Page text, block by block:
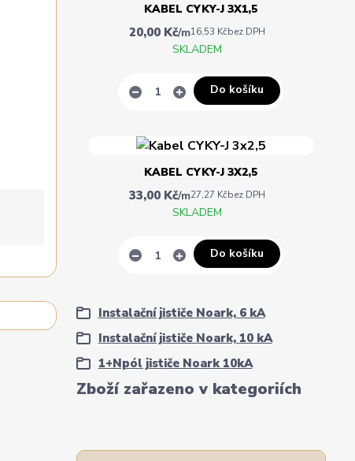
Zboží zařazeno v kategoriích
Instalační jističe Noark, 6 kA
Instalační jističe Noark, 10 kA
1+Npól jističe Noark 10kA
KABEL CYKY-J 3X1,5
20,00 Kč/m16,53 Kčbez DPH
SKLADEM
Do košíku
KABEL CYKY-J 3X2,5
33,00 Kč/m27,27 Kčbez DPH
SKLADEM
Do košíku